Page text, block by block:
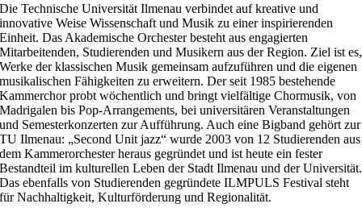
Die Technische Universität Ilmenau verbindet auf kreative und
innovative Weise Wissenschaft und Musik zu einer inspirierenden
Einheit. Das Akademische Orchester besteht aus engagierten
Mitarbeitenden, Studierenden und Musikern aus der Region. Ziel ist es,
Werke der klassischen Musik gemeinsam aufzuführen und die eigenen
musikalischen Fähigkeiten zu erweitern. Der seit 1985 bestehende
Kammerchor probt wöchentlich und bringt vielfältige Chormusik, von
Madrigalen bis Pop-Arrangements, bei universitären Veranstaltungen
und Semesterkonzerten zur Aufführung. Auch eine Bigband gehört zur
TU Ilmenau: „Second Unit jazz“ wurde 2003 von 12 Studierenden aus
dem Kammerorchester heraus gegründet und ist heute ein fester
Bestandteil im kulturellen Leben der Stadt Ilmenau und der Universität.
Das ebenfalls von Studierenden gegründete ILMPULS Festival steht
für Nachhaltigkeit, Kulturförderung und Regionalität.